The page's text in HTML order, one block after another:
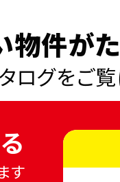
件がた
ログをご
す